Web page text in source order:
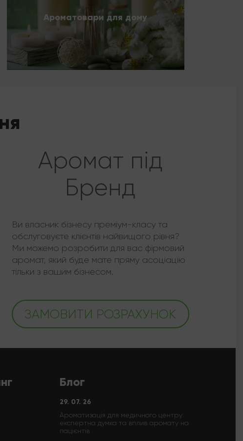
Ароматовари для дому
Аромат під
Бренд
Ви власник бізнесу преміум-класу та
обслуговуєте клієнтів найвищого рівня?
Ми можемо розробити для вас фірмовий
аромат, який буде мате пряму асоціацію
тільки з вашим бізнесом.
ЗАМОВИТИ РОЗРАХУНОК
Блог
29. 07. 26
Ароматизація для медичного центру:
експертна думка та вплив аромату на
пацієнтів